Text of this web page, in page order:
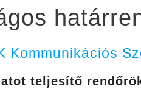
Kommunikációs
teljesítő